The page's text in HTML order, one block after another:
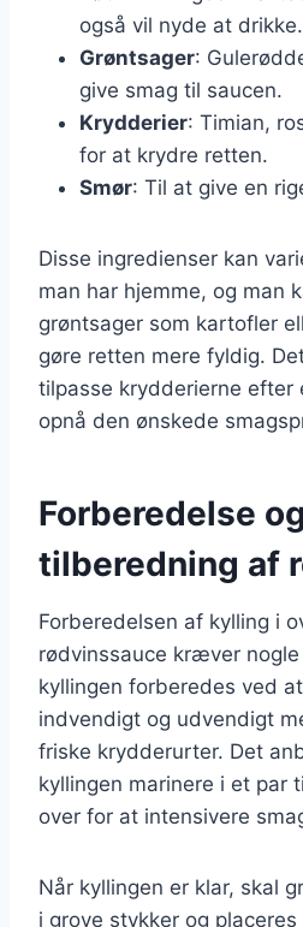
også vil nyde at drikke.
Grøntsager:
give smag til saucen.
Krydderier: Timian,
for at krydre retten.
Smør: Til at give en
Disse ingredienser kan
man har hjemme, og man
grøntsager som kartofler
gøre retten mere fyldig.
tilpasse krydderierne efter
opnå den ønskede
Forberedelse og
tilberedning af
Forberedelsen af kylling i
rødvinssauce kræver
kyllingen forberedes ved
indvendigt og udvendigt
friske krydderurter. Det
kyllingen marinere i et par
over for at intensivere
Når kyllingen er klar, skal
i grove stykker og